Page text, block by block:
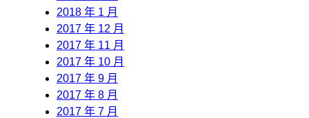
2018 年 1 月
2017 年 12 月
2017 年 11 月
2017 年 10 月
2017 年 9 月
2017 年 8 月
2017 年 7 月